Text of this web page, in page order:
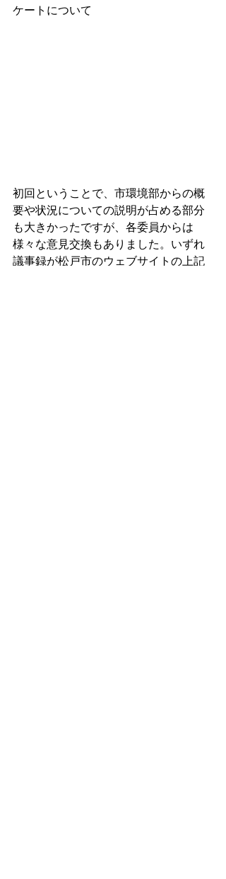
ケートについて
初回ということで、市環境部からの概
要や状況についての説明が占める部分
も大きかったですが、各委員からは
様々な意見交換もありました。いずれ
議事録が松戸市のウェブサイトの上記